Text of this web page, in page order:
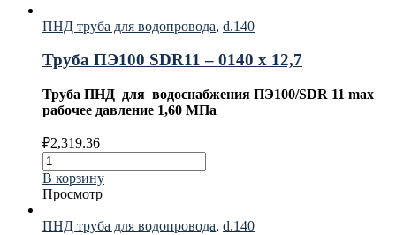
ПНД труба для водопровода, d.140
Труба ПЭ100 SDR11 – 0140 х 12,7
Труба ПНД для водоснабжения ПЭ100/SDR 11 max
рабочее давление 1,60 МПа
₽2,319.36
В корзину
Просмотр
ПНД труба для водопровода, d.140